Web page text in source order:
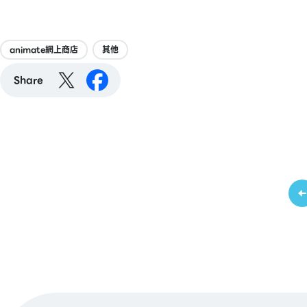
animate網上商店 其他
Share